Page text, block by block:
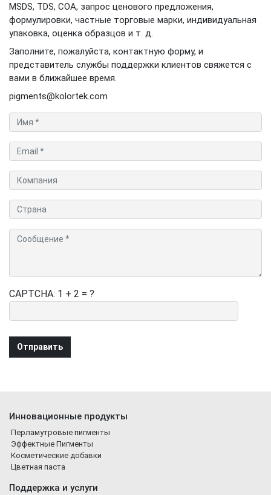
MSDS, TDS, COA, запрос ценового предложения,
формулировки, частные торговые марки, индивидуальная
упаковка, оценка образцов и т. д.
Заполните, пожалуйста, контактную форму, и
представитель службы поддержки клиентов свяжется с
вами в ближайшее время.
pigments@kolortek.com
CAPTCHA: 1 + 2 = ?
Инновационные продукты
Перламутровые пигменты
Эффектные Пигменты
Косметические добавки
Цветная паста
Поддержка и услуги